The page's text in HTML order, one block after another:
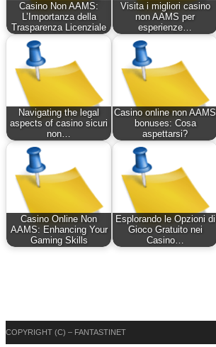
Casino Non AAMS:
L’Importanza della
Trasparenza Licenziale
Visita i migliori casino
non AAMS per
esperienze…
Navigating the legal
aspects of casino sicuri
non…
Casino online non AAMS
bonuses: Cosa
aspettarsi?
Casino Online Non
AAMS: Enhancing Your
Gaming Skills
Esplorando le Opzioni di
Gioco Gratuito nei
Casino…
COPYRIGHT (C) – FANTASTINET